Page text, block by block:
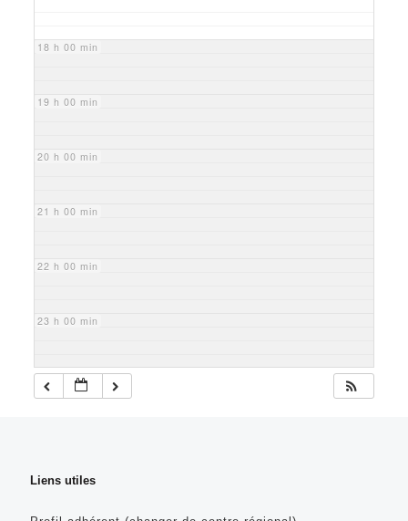
18 h 00 min
19 h 00 min
20 h 00 min
21 h 00 min
22 h 00 min
23 h 00 min
Liens utiles